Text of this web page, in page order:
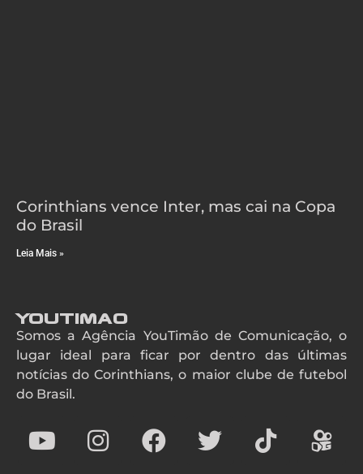
Corinthians vence Inter, mas cai na Copa
do Brasil
Leia Mais »
YouTimao
Somos a Agência YouTimão de Comunicação, o
lugar ideal para ficar por dentro das últimas
notícias do Corinthians, o maior clube de futebol
do Brasil.